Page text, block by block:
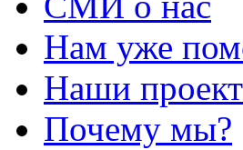
Нам уже
Наши
Почему мы?